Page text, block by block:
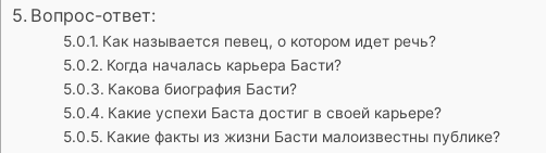
Вопрос-ответ:
Как называется певец, о котором идет речь?
Когда началась карьера Басти?
Какова биография Басти?
Какие успехи Баста достиг в своей карьере?
Какие факты из жизни Басти малоизвестны публике?